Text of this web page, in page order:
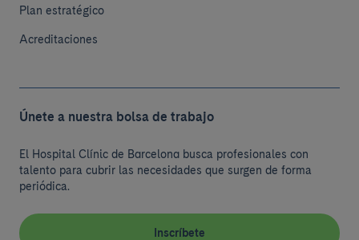
Plan estratégico
Acreditaciones
Únete a nuestra bolsa de trabajo
El Hospital Clínic de Barcelona busca profesionales con
talento para cubrir las necesidades que surgen de forma
periódica.
Inscríbete